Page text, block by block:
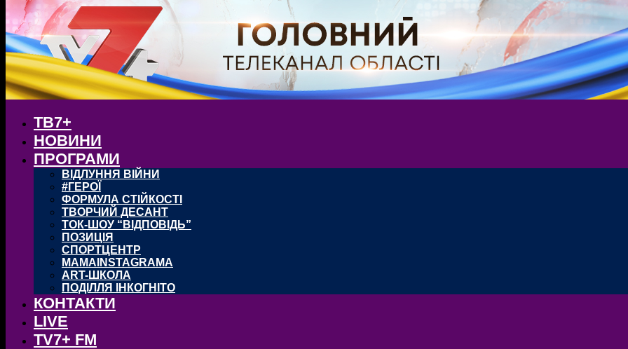
ТВ7+
НОВИНИ
ПРОГРАМИ
ВІДЛУННЯ ВІЙНИ
#ГЕРОЇ
ФОРМУЛА СТІЙКОСТІ
ТВОРЧИЙ ДЕСАНТ
ТОК-ШОУ “ВІДПОВІДЬ”
ПОЗИЦІЯ
СПОРТЦЕНТР
MAMAINSTAGRAMA
ART-ШКОЛА
ПОДІЛЛЯ ІНКОГНІТО
КОНТАКТИ
LIVE
TV7+ FM